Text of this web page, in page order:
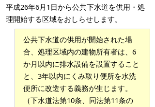
平成26年6月1日から公共下水道を供用・処
理開始する区域をおしらせします。
公共下水道の供用が開始された場
合、処理区域内の建物所有者は、6
か月以内に排水設備を設置すること
と、3年以内にくみ取り便所を水洗
便所に改造する義務が生じます。
（下水道法第10条、同法第11条の